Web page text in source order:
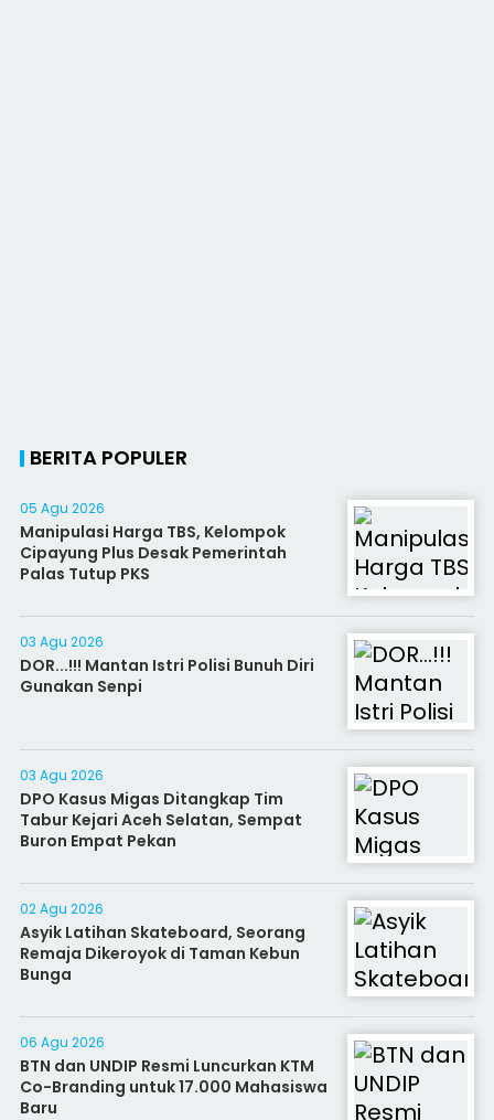
BERITA POPULER
05 Agu 2026
Manipulasi Harga TBS, Kelompok
Cipayung Plus Desak Pemerintah
Palas Tutup PKS
03 Agu 2026
DOR...!!! Mantan Istri Polisi Bunuh Diri
Gunakan Senpi
03 Agu 2026
DPO Kasus Migas Ditangkap Tim
Tabur Kejari Aceh Selatan, Sempat
Buron Empat Pekan
02 Agu 2026
Asyik Latihan Skateboard, Seorang
Remaja Dikeroyok di Taman Kebun
Bunga
06 Agu 2026
BTN dan UNDIP Resmi Luncurkan KTM
Co-Branding untuk 17.000 Mahasiswa
Baru